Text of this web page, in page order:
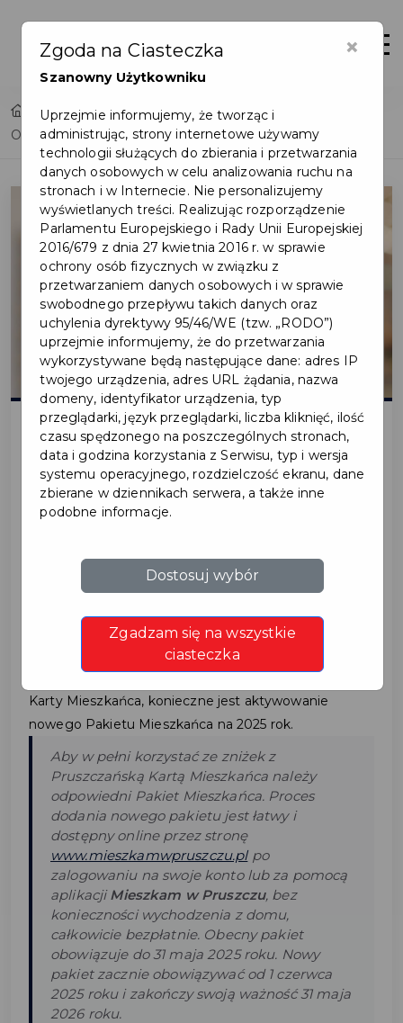
Home
Lista aktualności
Odnów ważność Pakietu Mieszkańca na kolejny rok!
2025-03-10
ODNÓW WAŻNOŚĆ
PAKIETU MIESZKAŃCA
NA KOLEJNY ROK!
Przyszedł czas na odnowienie Pakietu Mieszkańca!
Aby nadal cieszyć się korzyściami Pruszczańskiej
Karty Mieszkańca, konieczne jest aktywowanie
nowego Pakietu Mieszkańca na 2025 rok.
Aby w pełni korzystać ze zniżek z
Pruszczańską Kartą Mieszkańca należy
odpowiedni Pakiet Mieszkańca. Proces
dodania nowego pakietu jest łatwy i
dostępny online przez stronę
www.mieszkamwpruszczu.plpo
zalogowaniu na swoje konto lub za pomocą
aplikacji Mieszkam w Pruszczu, bez
konieczności wychodzenia z domu,
całkowicie bezpłatnie. Obecny pakiet
obowiązuje do 31 maja 2025 roku. Nowy
pakiet zacznie obowiązywać od 1 czerwca
2025 roku i zakończy swoją ważność 31 maja
2026 roku.
×
Zgoda na Ciasteczka
Szanowny Użytkowniku
Uprzejmie informujemy, że tworząc i
administrując, strony internetowe używamy
technologii służących do zbierania i przetwarzania
danych osobowych w celu analizowania ruchu na
stronach i w Internecie. Nie personalizujemy
wyświetlanych treści. Realizując rozporządzenie
Parlamentu Europejskiego i Rady Unii Europejskiej
2016/679 z dnia 27 kwietnia 2016 r. w sprawie
ochrony osób fizycznych w związku z
przetwarzaniem danych osobowych i w sprawie
swobodnego przepływu takich danych oraz
uchylenia dyrektywy 95/46/WE (tzw. „RODO”)
uprzejmie informujemy, że do przetwarzania
wykorzystywane będą następujące dane: adres IP
twojego urządzenia, adres URL żądania, nazwa
domeny, identyfikator urządzenia, typ
przeglądarki, język przeglądarki, liczba kliknięć, ilość
czasu spędzonego na poszczególnych stronach,
data i godzina korzystania z Serwisu, typ i wersja
systemu operacyjnego, rozdzielczość ekranu, dane
zbierane w dziennikach serwera, a także inne
podobne informacje.
Dostosuj wybór
Zgadzam się na wszystkie
ciasteczka